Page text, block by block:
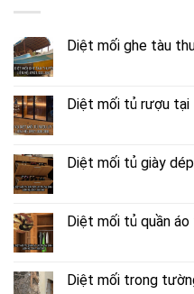
Diệt mối ghe tàu
Diệt mối tủ rượu tại
Diệt mối tủ giày
Diệt mối tủ quần
Diệt mối trong